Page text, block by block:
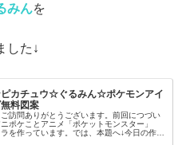
みんを
した↓
ピカチュウ☆ぐるみん☆ポケモンアイ
料図案
訪問ありがとうございます。前回につづい
ポケことアニメ「ポケットモンスター」
を作っています。では、本題へ↓今日の作品